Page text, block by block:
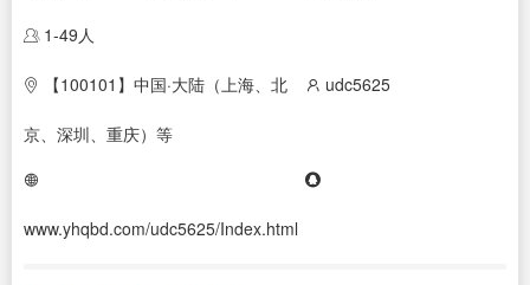
1-49人
【100101】中国·大陆（上海、北
京、深圳、重庆）等
udc5625
www.yhqbd.com/udc5625/Index.html